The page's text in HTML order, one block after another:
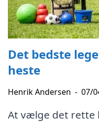
Det bedste
heste
Henrik Andersen - 07/
At vælge det rette